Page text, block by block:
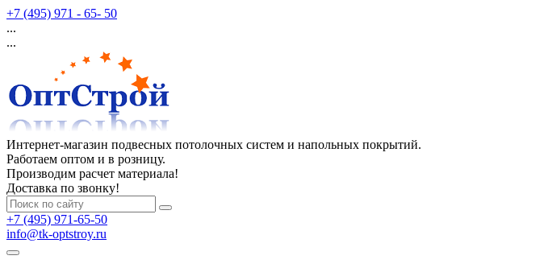
+7 (495) 971 - 65- 50
...
...
Интернет-магазин подвесных потолочных систем и напольных покрытий.
Работаем оптом и в розницу.
Производим расчет материала!
Доставка по звонку!
+7 (495) 971-65-50
info@tk-optstroy.ru